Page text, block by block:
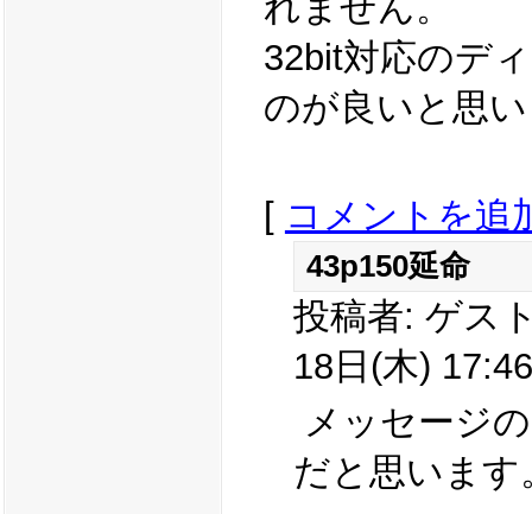
32bit対応のデ
のが良いと思
[ コメントを追
43p150延命
投稿者: ゲス
18日(木)
メッセージ
だと思います